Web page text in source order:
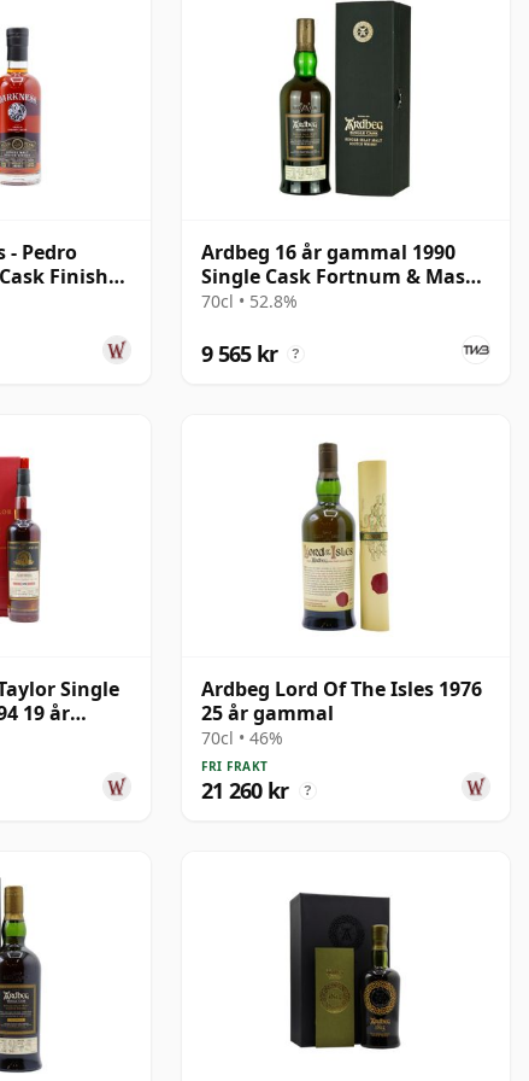
- Pedro
Finish
Ardbeg 16 år gammal 1990
Single Cask Fortnum & Mason
300th Anniversary
70cl • 52.8%
9 565 kr ?
Single
19 år
Ardbeg Lord Of The Isles 1976
25 år gammal
70cl • 46%
FRI FRAKT
21 260 kr ?